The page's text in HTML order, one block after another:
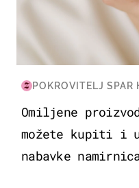
POKROVITELJ SPAR
Omiljene
možete kupiti i
nabavke